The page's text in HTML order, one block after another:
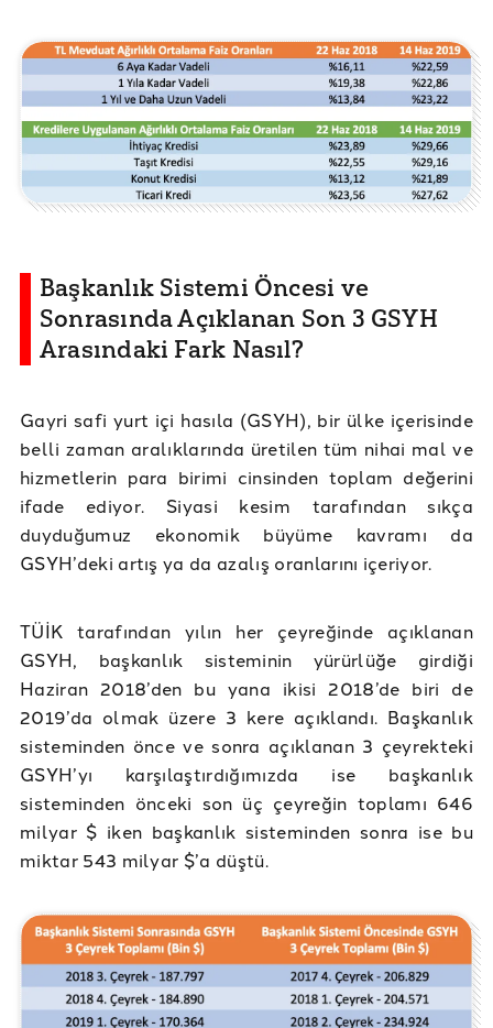
Başkanlık Sistemi Öncesi ve
Sonrasında Açıklanan Son 3 GSYH
Arasındaki Fark Nasıl?
Gayri safi yurt içi hasıla (GSYH), bir ülke içerisinde
belli zaman aralıklarında üretilen tüm nihai mal ve
hizmetlerin para birimi cinsinden toplam değerini
ifade ediyor. Siyasi kesim tarafından sıkça
duyduğumuz ekonomik büyüme kavramı da
GSYH’deki artış ya da azalış oranlarını içeriyor.
TÜİK tarafından yılın her çeyreğinde açıklanan
GSYH, başkanlık sisteminin yürürlüğe girdiği
Haziran 2018’den bu yana ikisi 2018’de biri de
2019’da olmak üzere 3 kere açıklandı. Başkanlık
sisteminden önce ve sonra açıklanan 3 çeyrekteki
GSYH’yı karşılaştırdığımızda ise başkanlık
sisteminden önceki son üç çeyreğin toplamı 646
milyar $ iken başkanlık sisteminden sonra ise bu
miktar 543 milyar $’a düştü.